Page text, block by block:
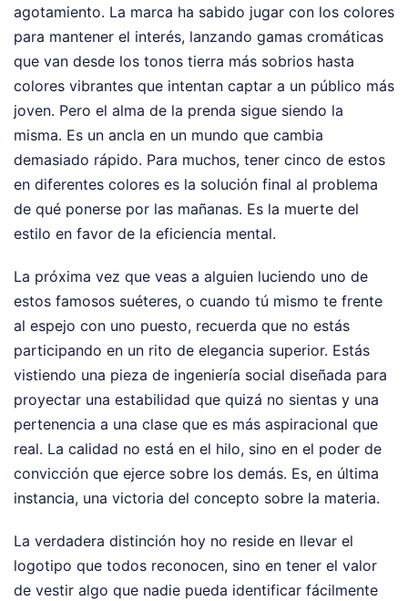
agotamiento. La marca ha sabido jugar con los colores
para mantener el interés, lanzando gamas cromáticas
que van desde los tonos tierra más sobrios hasta
colores vibrantes que intentan captar a un público más
joven. Pero el alma de la prenda sigue siendo la
misma. Es un ancla en un mundo que cambia
demasiado rápido. Para muchos, tener cinco de estos
en diferentes colores es la solución final al problema
de qué ponerse por las mañanas. Es la muerte del
estilo en favor de la eficiencia mental.
La próxima vez que veas a alguien luciendo uno de
estos famosos suéteres, o cuando tú mismo te frente
al espejo con uno puesto, recuerda que no estás
participando en un rito de elegancia superior. Estás
vistiendo una pieza de ingeniería social diseñada para
proyectar una estabilidad que quizá no sientas y una
pertenencia a una clase que es más aspiracional que
real. La calidad no está en el hilo, sino en el poder de
convicción que ejerce sobre los demás. Es, en última
instancia, una victoria del concepto sobre la materia.
La verdadera distinción hoy no reside en llevar el
logotipo que todos reconocen, sino en tener el valor
de vestir algo que nadie pueda identificar fácilmente